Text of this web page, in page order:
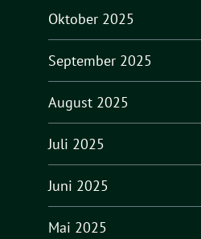
Oktober 2025
September 2025
August 2025
Juli 2025
Juni 2025
Mai 2025